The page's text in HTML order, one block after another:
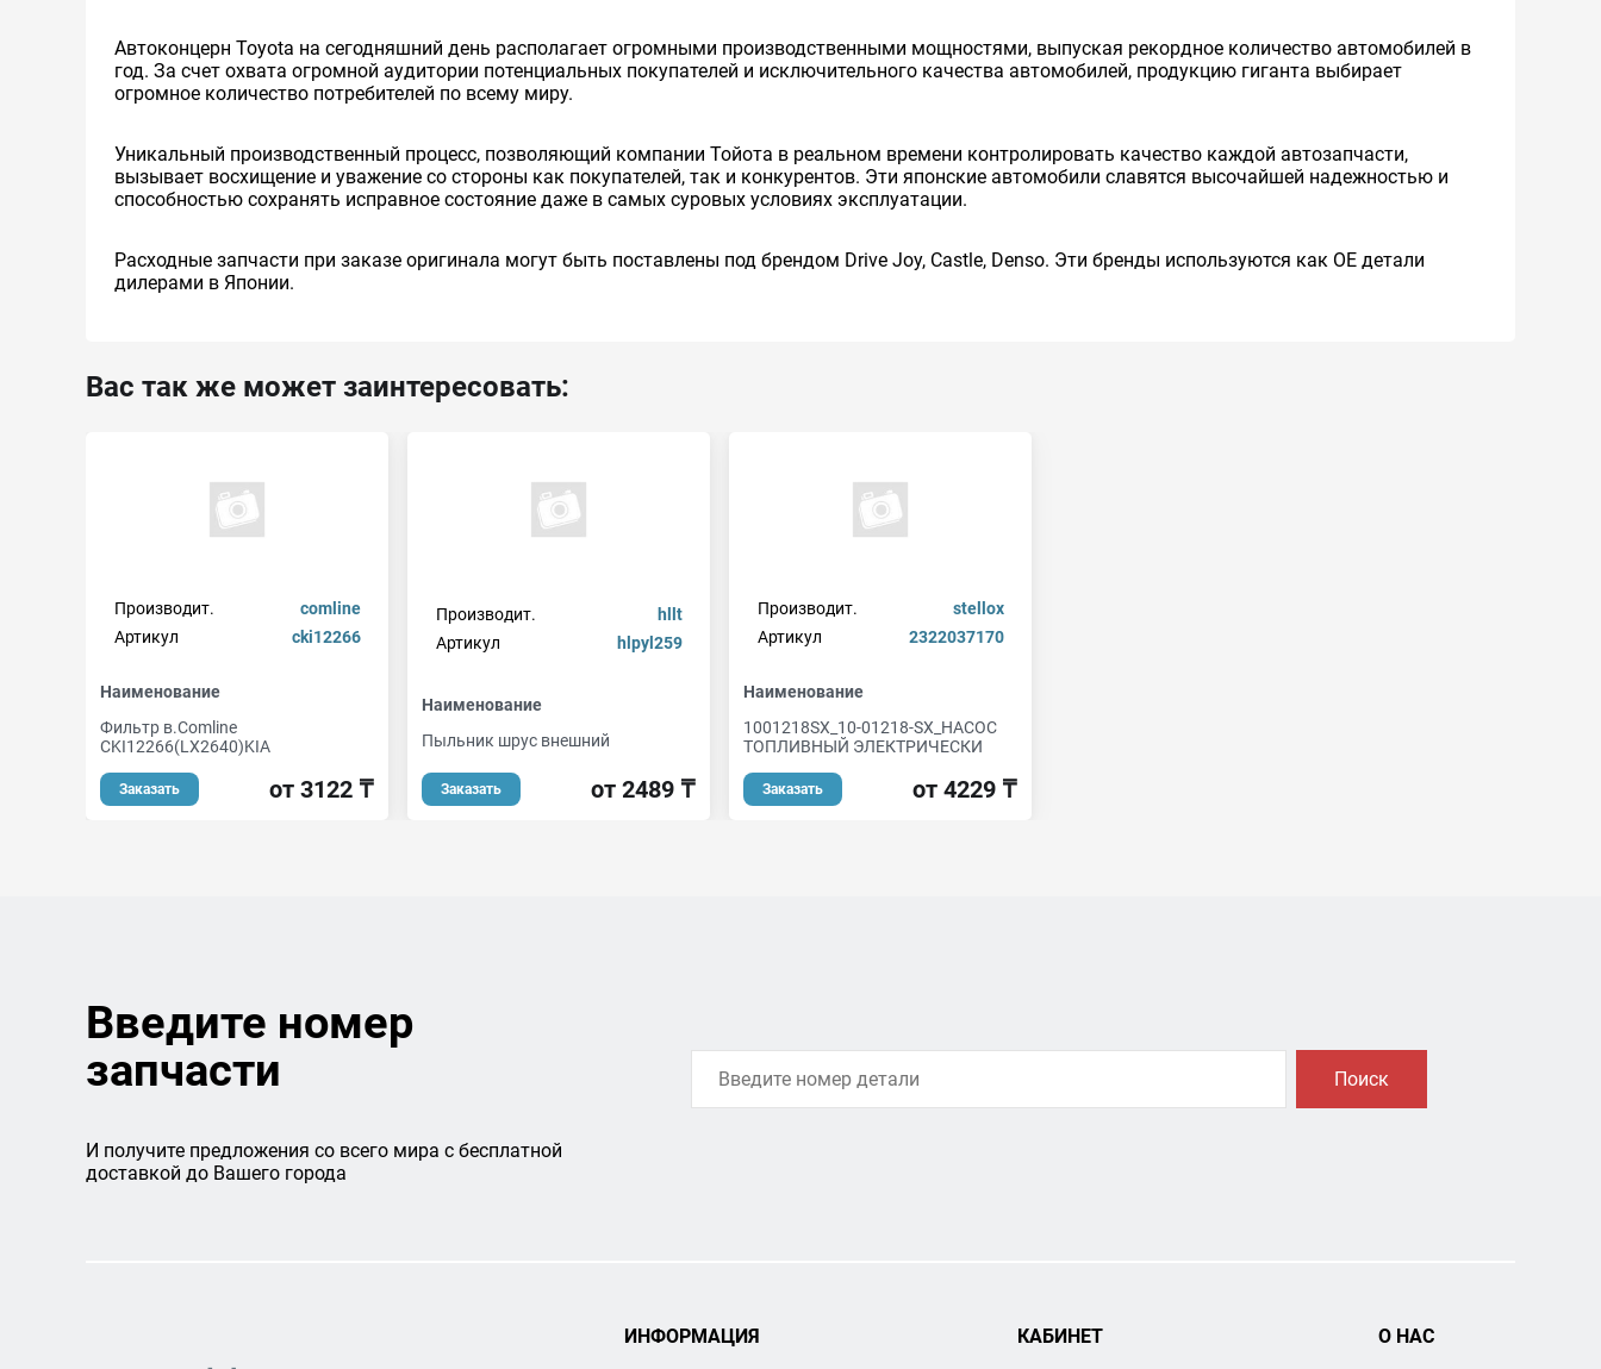
Автоконцерн Toyota на сегодняшний день располагает огромными производственными мощностями, выпуская рекордное количество автомобилей в
год. За счет охвата огромной аудитории потенциальных покупателей и исключительного качества автомобилей, продукцию гиганта выбирает
огромное количество потребителей по всему миру.
Уникальный производственный процесс, позволяющий компании Тойота в реальном времени контролировать качество каждой автозапчасти,
вызывает восхищение и уважение со стороны как покупателей, так и конкурентов. Эти японские автомобили славятся высочайшей надежностью и
способностью сохранять исправное состояние даже в самых суровых условиях эксплуатации.
Расходные запчасти при заказе оригинала могут быть поставлены под брендом Drive Joy, Castle, Denso. Эти бренды используются как ОЕ детали
дилерами в Японии.
Вас так же может заинтересовать:
Производит.
comline
Артикул
cki12266
Наименование
Фильтр в.Comline
CKI12266(LX2640)KIA
Заказать от 3122 ₸
Производит.
hllt
Артикул
hlpyl259
Наименование
Пыльник шрус внешний
Заказать от 2489 ₸
Производит.
stellox
Артикул
2322037170
Наименование
1001218SX_10-01218-SX_НАСОС
ТОПЛИВНЫЙ ЭЛЕКТРИЧЕСКИ
Заказать от 4229 ₸
Введите номер
запчасти
И получите предложения со всего мира с бесплатной
доставкой до Вашего города
Поиск
ИНФОРМАЦИЯ КАБИНЕТ О НАС